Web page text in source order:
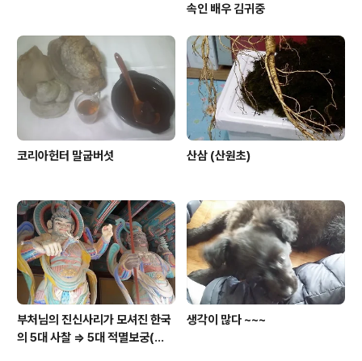
속인 배우 김귀중
코리아헌터 말굽버섯 산삼 (산원초)
부처님의 진신사리가 모셔진 한국
의 5대 사찰 => 5대 적멸보궁(寂
생각이 많다 ~~~